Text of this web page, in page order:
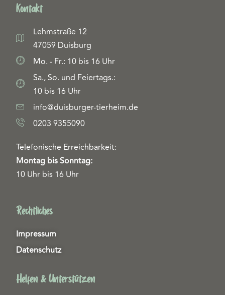
Kontakt
Lehmstraße 12
47059 Duisburg
Mo. - Fr.: 10 bis 16 Uhr
Sa., So. und Feiertags.:
10 bis 16 Uhr
info@duisburger-tierheim.de
0203 9355090
Telefonische Erreichbarkeit:
Montag bis Sonntag:
10 Uhr bis 16 Uhr
Rechtliches
Impressum
Datenschutz
Helfen & Unterstützen